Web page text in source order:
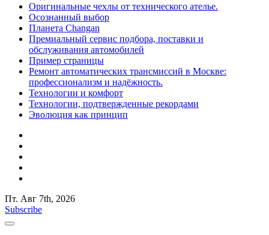
Оригинальные чехлы от технического ателье.
Осознанный выбор
Планета Changan
Премиальный сервис подбора, поставки и
обслуживания автомобилей
Пример страницы
Ремонт автоматических трансмиссий в Москве:
профессионализм и надёжность.
Технологии и комфорт
Технологии, подтвержденные рекордами
Эволюция как принцип
Пт. Авг 7th, 2026
Subscribe